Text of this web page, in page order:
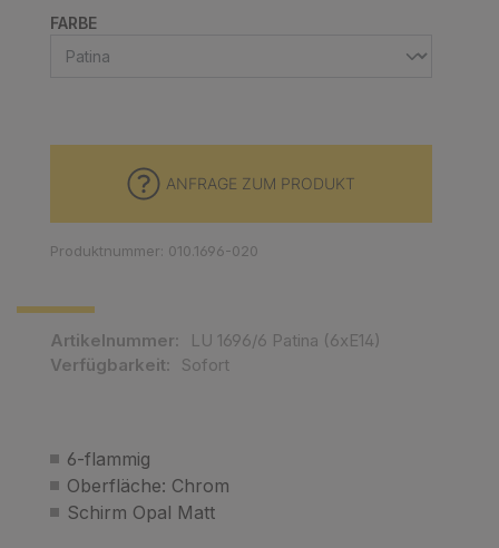
FARBEAUSWÄHLEN
6-flammig
Oberfläche: Chrom
Schirm Opal Matt
Artikelnummer:
LU 1696/6 Patina (6xE14)
Verfügbarkeit:
Sofort
ANFRAGE ZUM PRODUKT
Produktnummer: 010.1696-020